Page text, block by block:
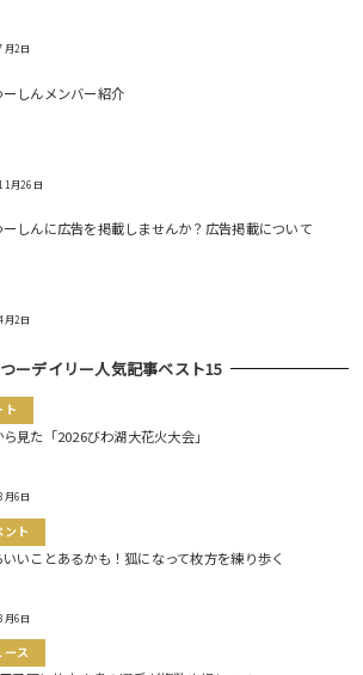
月2日
しんメンバー紹介
月26日
しんに広告を掲載しませんか？広告掲載について
月2日
ーデイリー人気記事ベスト15
ト
見た「2026びわ湖大花火大会」
月6日
ント
いいことあるかも！狐になって枚方を練り歩く
月6日
ース